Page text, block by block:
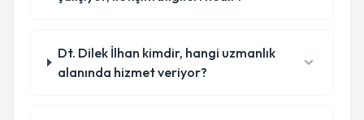
Dt. Dilek İlhan kimdir, hangi uzmanlık
alanında hizmet veriyor?